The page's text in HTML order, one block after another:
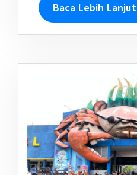
Baca Lebih Lanjut